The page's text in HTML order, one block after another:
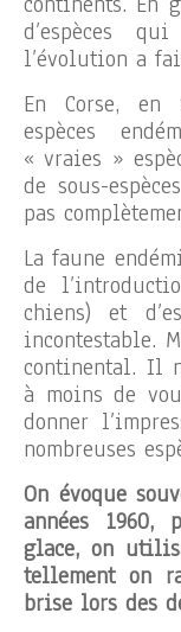
d’espèces
l’évolution a
En Corse, en
espèces
« vraies »
de sous-
pas
La faune
de
chiens) et
incontestable.
continental. Il
à moins de
donner
nombreuses
On évoque
années
glace, on
tellement on
brise lors des